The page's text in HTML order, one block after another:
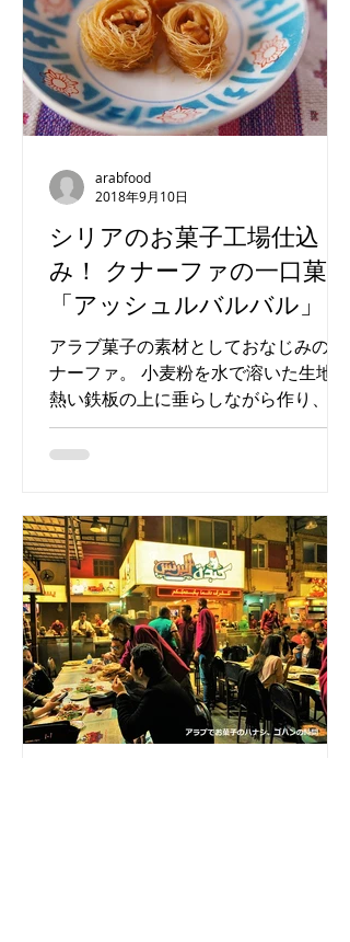
【カイロ】エジプト農村
の家庭料理が楽しめる大
人気レストラン
シリアのお菓子工場仕込
み！ クナーファの一口菓子
「アッシュルバルバル」
アラブ菓子の素材としておなじみのク
ナーファ。 小麦粉を水で溶いた生地を
熱い鉄板の上に垂らしながら作り、で
きたてはふわふわ柔らかく、滑らかな
髪の毛のよう。 この生地にナッツやク
arabfood
2018年9月10日